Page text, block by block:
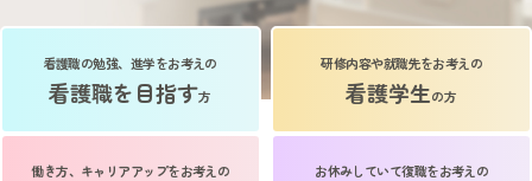
看護職の勉強、進学をお考えの
看護職を目指す方
研修内容や就職先をお考えの
看護学生の方
働き方、キャリアアップをお考えの お休みしていて復職をお考えの